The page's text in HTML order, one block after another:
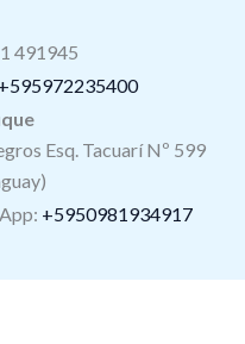
491945
+595972235400
Esq. Tacuarí Nº 599
: +5950981934917